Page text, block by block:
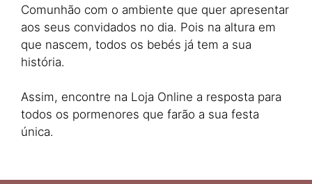
Comunhão com o ambiente que quer apresentar
aos seus convidados no dia. Pois na altura em
que nascem, todos os bebés já tem a sua
história.
Assim, encontre na Loja Online a resposta para
todos os pormenores que farão a sua festa
única.